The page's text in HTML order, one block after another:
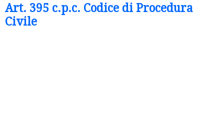
Art. 395 c.p.c. Codice di Procedura
Civile